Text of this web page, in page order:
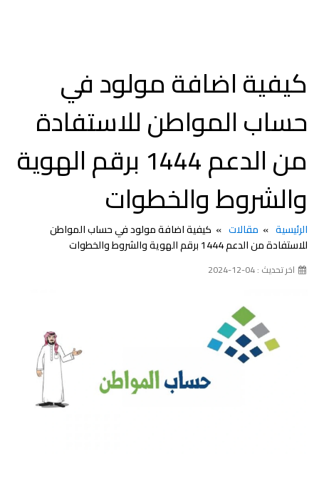
كيفية اضافة مولود في
حساب المواطن للاستفادة
من الدعم 1444 برقم الهوية
والشروط والخطوات
الرئيسية مقالات
كيفية اضافة مولود في حساب المواطن
للاستفادة من الدعم 1444 برقم الهوية والشروط والخطوات
اخر تحديث : 04-12-2024